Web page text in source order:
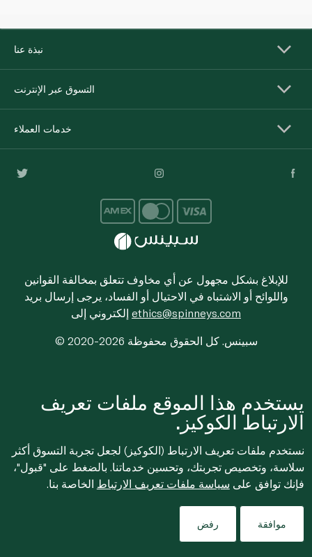
نبذة عنا
التسوق عبر الإنترنت
خدمات العملاء
للإبلاغ بشكل مجهول عن أي مخاوف تتعلق بمخالفة القوانين
واللوائح أو الاشتباه في الاحتيال أو الفساد، يرجى إرسال بريد
ethics@spinneys.com
© 2020-2026 سبينس. كل الحقوق محفوظة
يستخدم هذا الموقع ملفات تعريف
الارتباط الكوكيز.
نستخدم ملفات تعريف الارتباط (الكوكيز) لجعل تجربة التسوق أكثر
سلاسة، وتخصيص تجربتك، وتحسين خدماتنا. بالضغط على "قبول"،
فإنك توافق على سياسة ملفات تعريف الارتباط الخاصة بنا.
موافقة رفض